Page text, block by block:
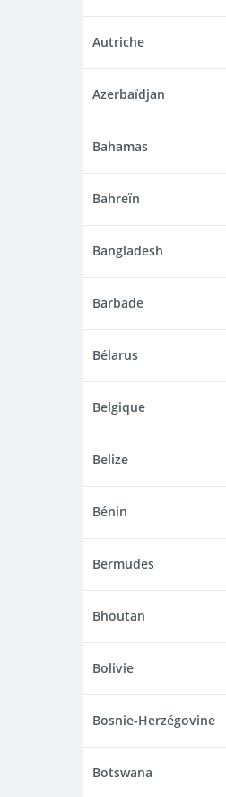
Autriche
Azerbaïdjan
Bahamas
Bahreïn
Bangladesh
Barbade
Bélarus
Belgique
Belize
Bénin
Bermudes
Bhoutan
Bolivie
Bosnie-Herzégovine
Botswana